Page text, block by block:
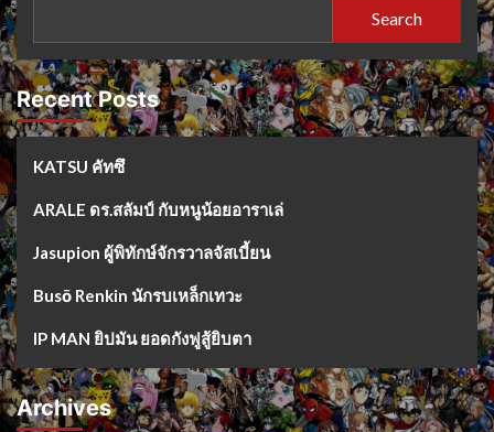
Search
Recent Posts
KATSU คัทซึ
ARALE ดร.สลัมป์ กับหนูน้อยอาราเล่
Jasupion ผู้พิทักษ์จักรวาลจัสเบี้ยน
Busō Renkin นักรบเหล็กเทวะ
IP MAN ยิปมัน ยอดกังฟูสู้ยิบตา
Archives